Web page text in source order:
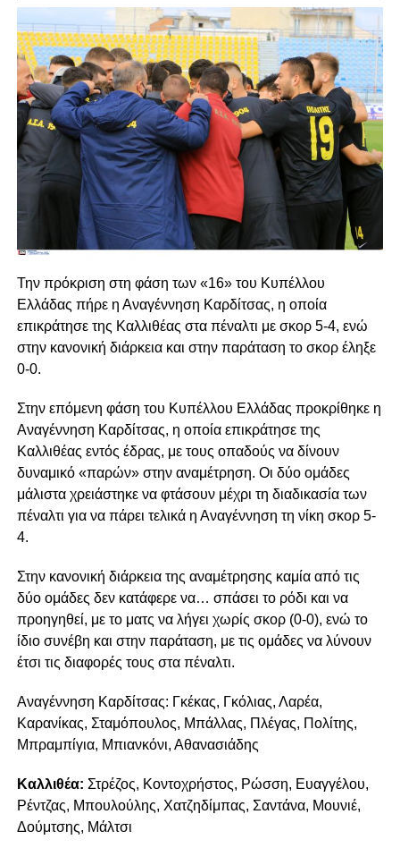
Την πρόκριση στη φάση των «16» του Κυπέλλου
Ελλάδας πήρε η Αναγέννηση Καρδίτσας, η οποία
επικράτησε της Καλλιθέας στα πέναλτι με σκορ 5-4, ενώ
στην κανονική διάρκεια και στην παράταση το σκορ έληξε
0-0.
Στην επόμενη φάση του Κυπέλλου Ελλάδας προκρίθηκε η
Αναγέννηση Καρδίτσας, η οποία επικράτησε της
Καλλιθέας εντός έδρας, με τους οπαδούς να δίνουν
δυναμικό «παρών» στην αναμέτρηση. Οι δύο ομάδες
μάλιστα χρειάστηκε να φτάσουν μέχρι τη διαδικασία των
πέναλτι για να πάρει τελικά η Αναγέννηση τη νίκη σκορ 5-
4.
Στην κανονική διάρκεια της αναμέτρησης καμία από τις
δύο ομάδες δεν κατάφερε να… σπάσει το ρόδι και να
προηγηθεί, με το ματς να λήγει χωρίς σκορ (0-0), ενώ το
ίδιο συνέβη και στην παράταση, με τις ομάδες να λύνουν
έτσι τις διαφορές τους στα πέναλτι.
Αναγέννηση Καρδίτσας: Γκέκας, Γκόλιας, Λαρέα,
Καρανίκας, Σταμόπουλος, Μπάλλας, Πλέγας, Πολίτης,
Μπραμπίγια, Μπιανκόνι, Αθανασιάδης
Καλλιθέα: Στρέζος, Κοντοχρήστος, Ρώσση, Ευαγγέλου,
Ρέντζας, Μπουλούλης, Χατζηδίμπας, Σαντάνα, Μουνιέ,
Δούμτσης, Μάλτσι